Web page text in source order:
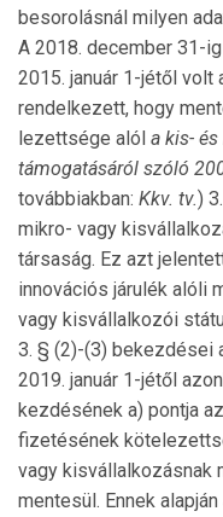
besorolásnál milyen
A 2018. december 31-
2015. január 1-jétől volt
rendelkezett, hogy
lezettsége alól a kis-
támogatásáról szóló
továbbiakban: Kkv. tv.)
mikro- vagy
társaság. Ez azt
innovációs járulék alóli
vagy kisvállalkozói
3. § (2)-(3) bekezdései
2019. január 1-jétől
kezdésének a) pontja
fizetésének
vagy kisvállalkozásnak
mentesül. Ennek